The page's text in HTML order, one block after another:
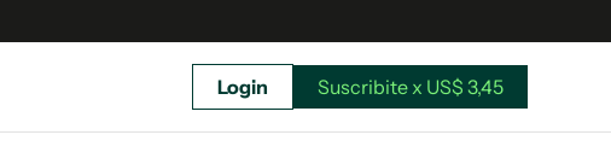
Login Suscribite x US$ 3,45